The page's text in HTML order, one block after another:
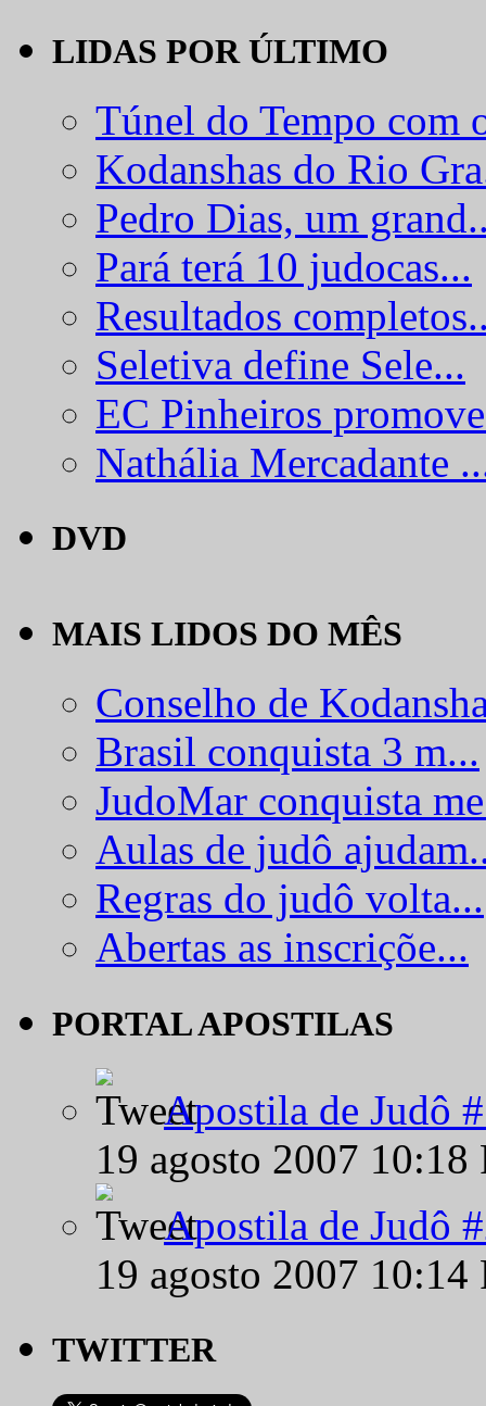
LIDAS POR ÚLTIMO
Túnel do Tempo com
Kodanshas do Rio
Pedro Dias, um
Pará terá 10 judocas...
Resultados
Seletiva define Sele...
EC Pinheiros
Nathália Mercadante
DVD
MAIS LIDOS DO MÊS
Conselho de
Brasil conquista 3 m...
JudoMar conquista
Aulas de judô
Regras do judô volta...
Abertas as inscriçõe...
PORTAL APOSTILAS
Apostila de Judô
19 agosto 2007
Apostila de Judô
19 agosto 2007
TWITTER